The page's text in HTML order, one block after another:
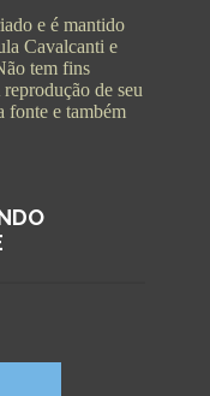
e é mantido
Cavalcanti e
tem fins
de seu
fonte e também